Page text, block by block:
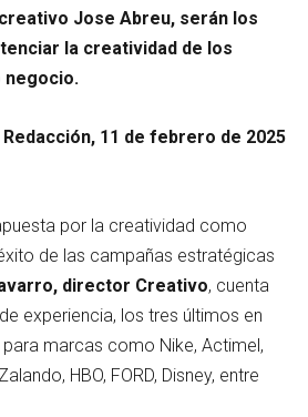
Jose Abreu, serán los
la creatividad de los
negocio.
11 de febrero de 2025
por la creatividad como
de las campañas estratégicas
director Creativo, cuenta
experiencia, los tres últimos en
para marcas como Nike, Actimel,
HBO, FORD, Disney, entre